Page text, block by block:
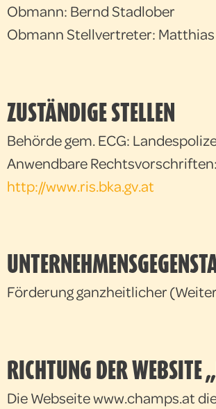
Obmann: Bernd Stadlober
Obmann Stellvertreter:
ZUSTÄNDIGE STELLEN
Behörde gem. ECG:
Anwendbare
http://www.ris.bka.gv.at
Förderung ganzheitlicher
RICHTUNG DER WEBSITE
Die Webseite www.champs.at